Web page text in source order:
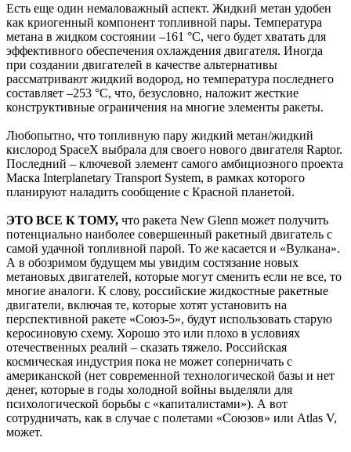
Есть еще один немаловажный аспект. Жидкий метан удобен
как криогенный компонент топливной пары. Температура
метана в жидком состоянии –161 °С, чего будет хватать для
эффективного обеспечения охлаждения двигателя. Иногда
при создании двигателей в качестве альтернативы
рассматривают жидкий водород, но температура последнего
составляет –253 °С, что, безусловно, наложит жесткие
конструктивные ограничения на многие элементы ракеты.
Любопытно, что топливную пару жидкий метан/жидкий
кислород SpaceX выбрала для своего нового двигателя Raptor.
Последний – ключевой элемент самого амбициозного проекта
Маска Interplanetary Transport System, в рамках которого
планируют наладить сообщение с Красной планетой.
ЭТО ВСЕ К ТОМУ, что ракета New Glenn может получить
потенциально наиболее совершенный ракетный двигатель с
самой удачной топливной парой. То же касается и «Вулкана».
А в обозримом будущем мы увидим состязание новых
метановых двигателей, которые могут сменить если не все, то
многие аналоги. К слову, российские жидкостные ракетные
двигатели, включая те, которые хотят установить на
перспективной ракете «Союз-5», будут использовать старую
керосиновую схему. Хорошо это или плохо в условиях
отечественных реалий – сказать тяжело. Российская
космическая индустрия пока не может соперничать с
американской (нет современной технологической базы и нет
денег, которые в годы холодной войны выделяли для
психологической борьбы с «капиталистами»). А вот
сотрудничать, как в случае с полетами «Союзов» или Atlas V,
может.